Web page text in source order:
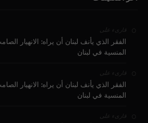
قارىء على
الفقر الذي يأنف لبنان أن يراه: الانهيار
المنسية في لبنان
قارىء على
الفقر الذي يأنف لبنان أن يراه: الانهيار
المنسية في لبنان
قارىء على